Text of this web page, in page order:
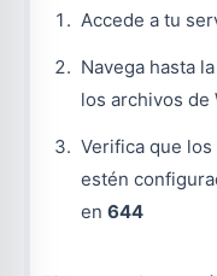
Accede a tu
Navega hasta
los archivos de
Verifica que
estén
en 644